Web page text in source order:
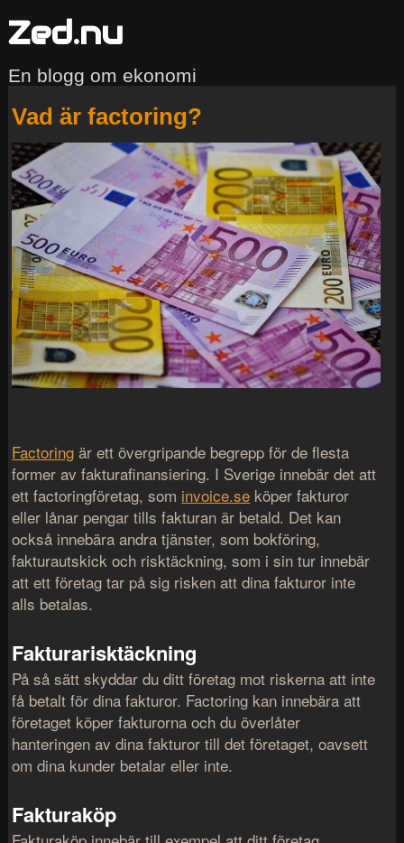
Zed.nu
En blogg om ekonomi
Vad är factoring?
Factoring är ett övergripande begrepp för de flesta
former av fakturafinansiering. I Sverige innebär det att
ett factoringföretag, som invoice.se köper fakturor
eller lånar pengar tills fakturan är betald. Det kan
också innebära andra tjänster, som bokföring,
fakturautskick och risktäckning, som i sin tur innebär
att ett företag tar på sig risken att dina fakturor inte
alls betalas.
Fakturarisktäckning
På så sätt skyddar du ditt företag mot riskerna att inte
få betalt för dina fakturor. Factoring kan innebära att
företaget köper fakturorna och du överlåter
hanteringen av dina fakturor till det företaget, oavsett
om dina kunder betalar eller inte.
Fakturaköp